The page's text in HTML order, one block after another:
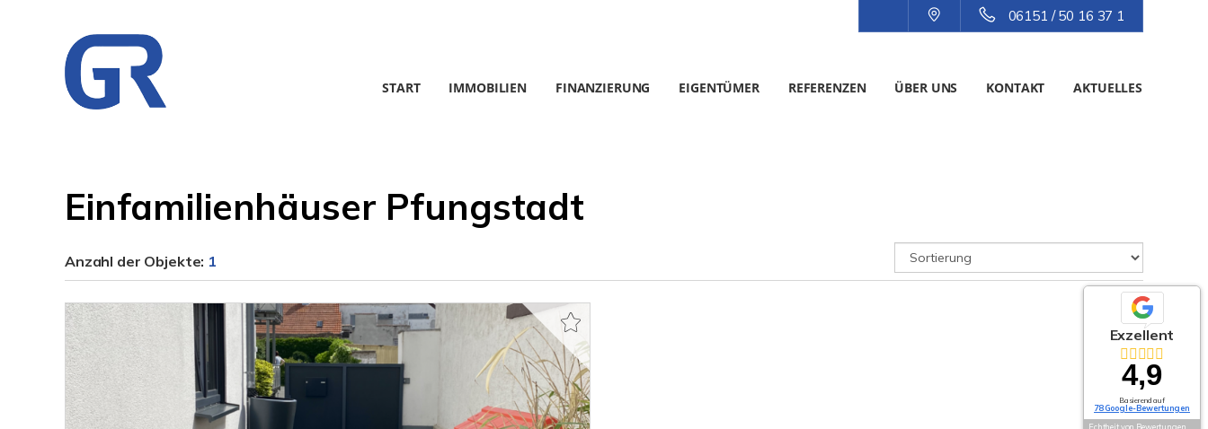
06151 / 50 16 37 1
START IMMOBILIEN FINANZIERUNG EIGENTÜMER REFERENZEN ÜBER UNS KONTAKT AKTUELLES
Einfamilienhäuser Pfungstadt
Anzahl der Objekte: 1
Exzellent
4,9
Basierend auf
78 Google-Bewertungen